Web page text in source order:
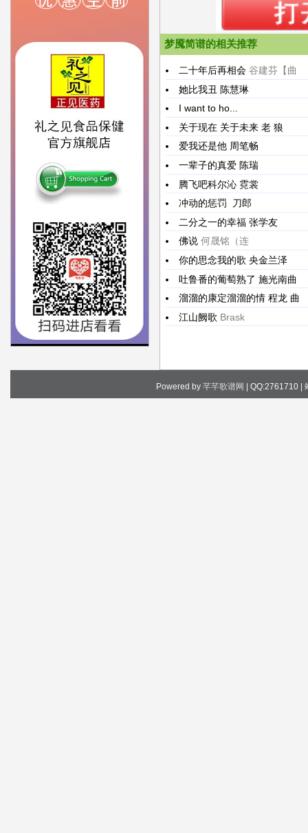
梦魇简谱的相关推荐
二十年后再相会 谷建芬【曲
她比我丑 陈慧琳
I want to ho...
关于现在 关于未来 老 狼
爱我还是他 周笔畅
一辈子的真爱 陈瑞
腾飞吧科尔沁 霓裳
冲动的惩罚
刀郎
二分之一的幸福 张学友
佛说 何晟铭（连
你的思念我的歌 央金兰泽
吐鲁番的葡萄熟了 施光南曲
溜溜的康定溜溜的情 程龙 曲
江山阙歌 Brask
Powered by 芊芊歌谱网 | QQ:2761710 |